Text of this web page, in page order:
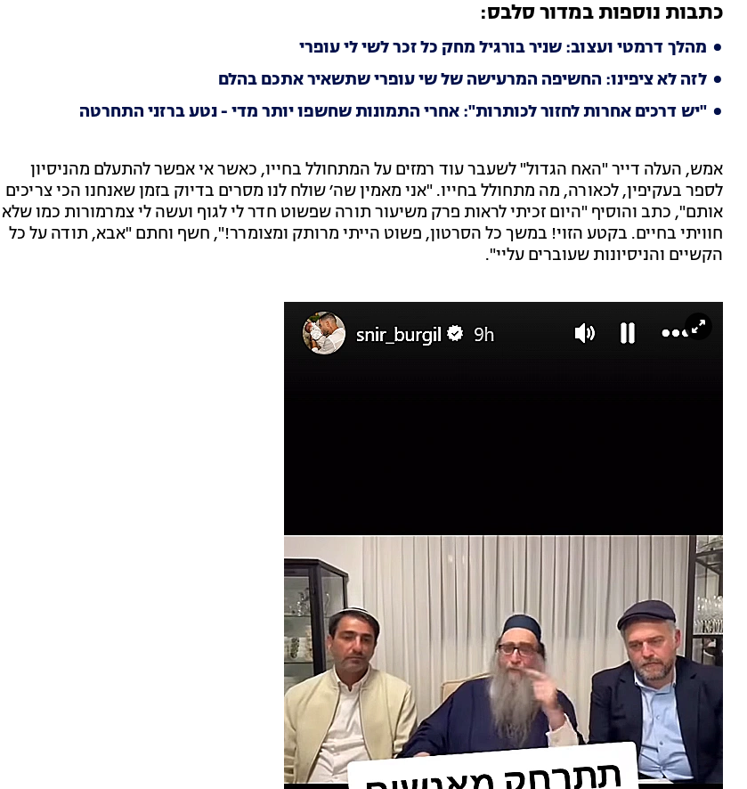
כתבות נוספות במדור סלבס:
מהלך דרמטי ועצוב: שניר בורגיל מחק כל זכר לשי לי עופרי
לזה לא ציפינו: החשיפה המרעישה של שי עופרי שתשאיר אתכם בהלם
"יש דרכים אחרות לחזור לכותרות": אחרי התמונות שחשפו יותר מדי - נטע ברזני התחרטה
אמש, העלה דייר "האח הגדול" לשעבר עוד רמזים על המתחולל בחייו, כאשר אי אפשר להתעלם מהניסיון
לספר בעקיפין, לכאורה, מה מתחולל בחייו. "אני מאמין שה׳ שולח לנו מסרים בדיוק בזמן שאנחנו הכי צריכים
אותם", כתב והוסיף "היום זכיתי לראות פרק משיעור תורה שפשוט חדר לי לגוף ועשה לי צמרמורות כמו שלא
חוויתי בחיים. בקטע הזוי! במשך כל הסרטון, פשוט הייתי מרותק ומצומרר!", חשף וחתם "אבא, תודה על כל
הקשיים והניסיונות שעוברים עליי".